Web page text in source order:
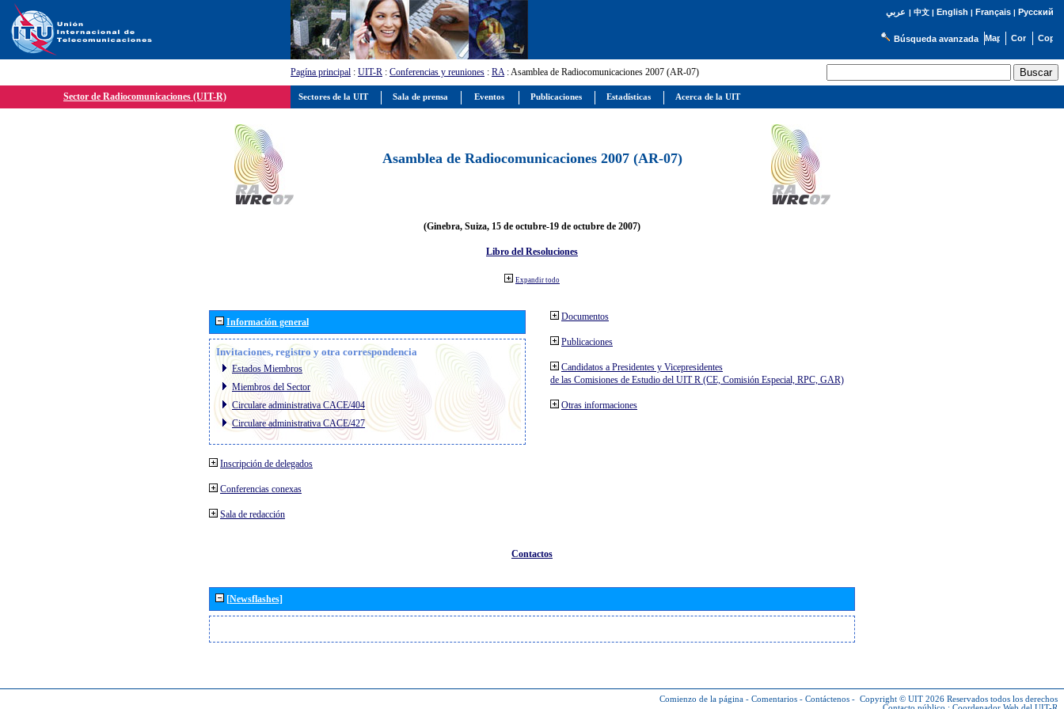
عربي | 中文| English | Français| Русский
Búsqueda avanzada
Pagína principal : UIT-R : Conferencias y reuniones : RA: Asamblea de Radiocomunicaciones 2007 (AR-07)
Sector de Radiocomunicaciones (UIT-R)
Asamblea de Radiocomunicaciones 2007 (AR-07)
(Ginebra, Suiza, 15 de octubre-19 de octubre de 2007)
Libro del Resoluciones
Expandir todo
Información general
Invitaciones, registro y otra correspondencia
Estados Miembros
Miembros del Sector
Circulare administrativa CACE/404
Circulare administrativa CACE/427
Inscripción de delegados
Conferencias conexas
Sala de redacción
Documentos
Publicaciones
Candidatos a Presidentes y Vicepresidentes
de las Comisiones de Estudio del UIT R (CE, Comisión Especial, RPC, GAR)
Otras informaciones
Contactos
[Newsflashes]
Comienzo de la página - Comentarios - Contáctenos - Copyright © UIT 2026 Reservados todos los derechos
Sectores de la UIT Sala de prensa Eventos Publicaciones Estadísticas Acerca de la UIT